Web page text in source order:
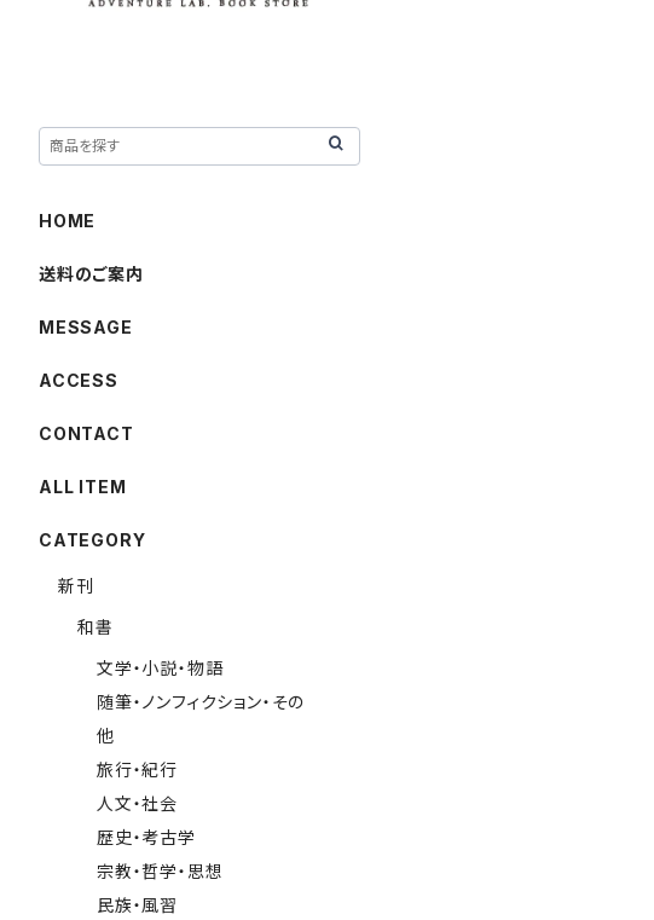
HOME
送料のご案内
MESSAGE
ACCESS
CONTACT
ALL ITEM
CATEGORY
新刊
和書
文学・小説・物語
随筆・ノンフィクション・その
他
旅行・紀行
人文・社会
歴史・考古学
宗教・哲学・思想
民族・風習